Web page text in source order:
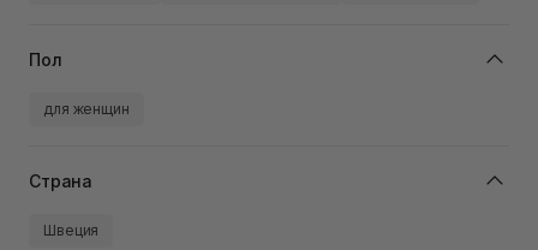
Пол
для женщин
Страна
Швеция